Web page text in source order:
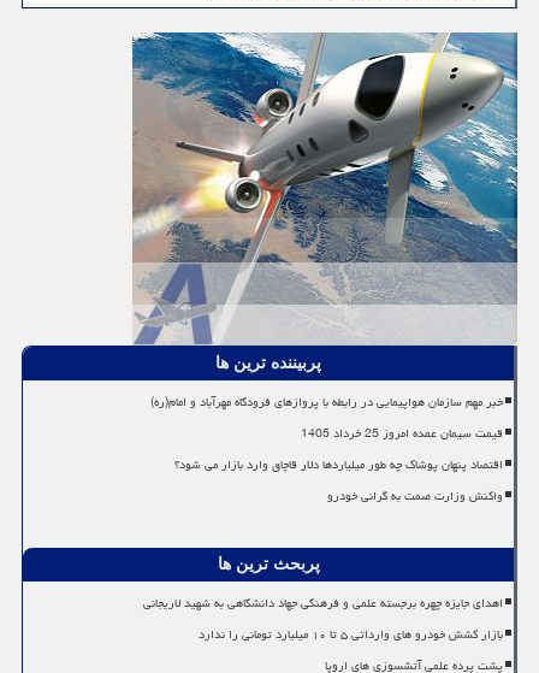
پربیننده ترین ها
خبر مهم سازمان هواپیمایی در رابطه با پروازهای فرودگاه مهرآباد و امام(ره)
قیمت سیمان عمده امروز 25 خرداد 1405
اقتصاد پنهان پوشاک چه طور میلیاردها دلار قاچاق وارد بازار می شود؟
واکنش وزارت صمت به گرانی خودرو
پربحث ترین ها
اهدای جایزه چهره برجسته علمی و فرهنگی جهاد دانشگاهی به شهید لاریجانی
بازار کشش خودرو های وارداتی ۵ تا ۱۰ میلیارد تومانی را ندارد
پشت پرده علمی آتشسوزی های اروپا